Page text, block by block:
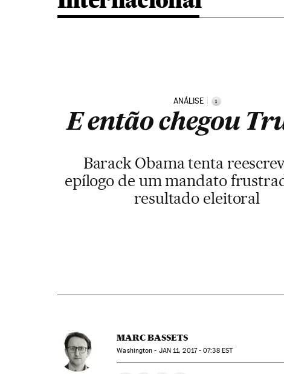
ANÁLISE i
E então chegou
Barack Obama tenta
epílogo de um mandato
resultado eleitoral
MARC BASSETS
Washington - JAN 11, 2017 - 07:38EST